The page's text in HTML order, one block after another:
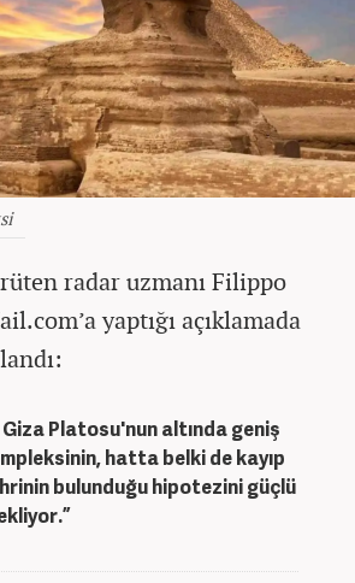
radar uzmanı Filippo
yaptığı açıklamada
Platosu'nun altında geniş
hatta belki de kayıp
bulunduğu hipotezini güçlü